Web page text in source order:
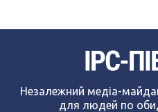
Незалежний медіа-
для людей по